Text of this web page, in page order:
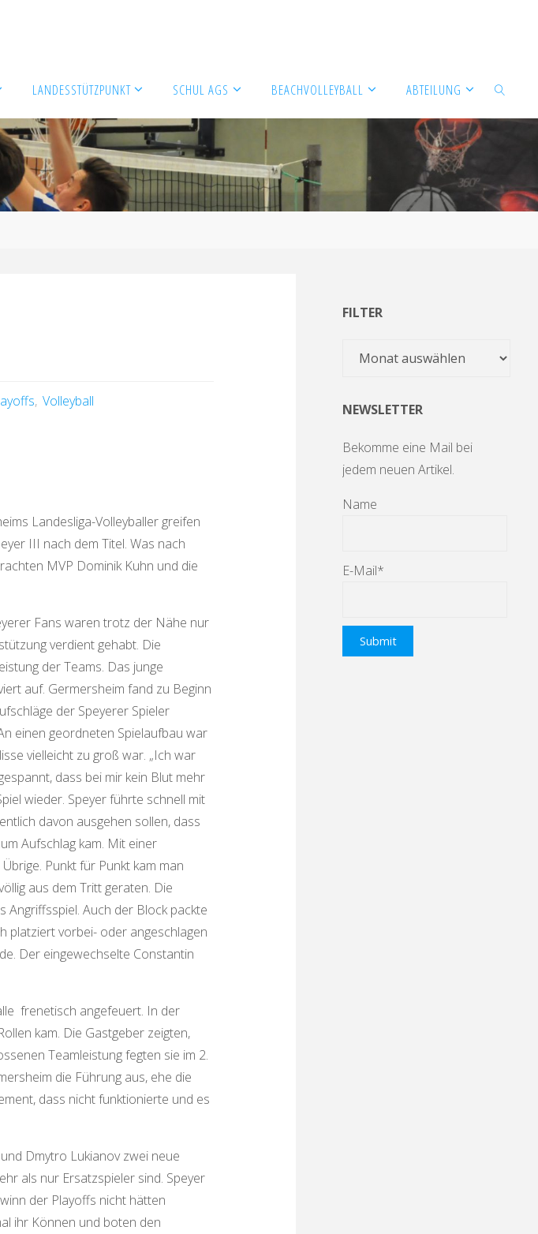
LANDESSTÜTZPUNKT SCHUL AGS BEACHVOLLEYBALL ABTEILUNG
, Volleyball
Landesliga-Volleyballer greifen
III nach dem Titel. Was nach
MVP Dominik Kuhn und die
Fans waren trotz der Nähe nur
verdient gehabt. Die
der Teams. Das junge
auf. Germersheim fand zu Beginn
der Speyerer Spieler
einen geordneten Spielaufbau war
vielleicht zu groß war. „Ich war
dass bei mir kein Blut mehr
wieder. Speyer führte schnell mit
davon ausgehen sollen, dass
Aufschlag kam. Mit einer
Punkt für Punkt kam man
aus dem Tritt geraten. Die
Auch der Block packte
platziert vorbei- oder angeschlagen
Der eingewechselte Constantin
frenetisch angefeuert. In der
kam. Die Gastgeber zeigten,
Teamleistung fegten sie im 2.
die Führung aus, ehe die
dass nicht funktionierte und es
Dmytro Lukianov zwei neue
als nur Ersatzspieler sind. Speyer
der Playoffs nicht hätten
ihr Können und boten den
FILTER
Filter
NEWSLETTER
Bekomme eine Mail bei
jedem neuen Artikel.
Name
E-Mail*